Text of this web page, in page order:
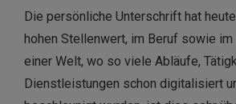
Die persönliche Unterschrift hat
hohen Stellenwert, im Beruf sowie im
einer Welt, wo so viele Abläufe,
Dienstleistungen schon digitalisiert